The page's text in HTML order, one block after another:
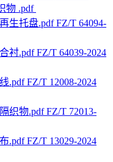
物 .pdf
FZ/T 64094-
FZ/T 64039-2024
FZ/T 12008-2024
FZ/T 72013-
FZ/T 13029-2024